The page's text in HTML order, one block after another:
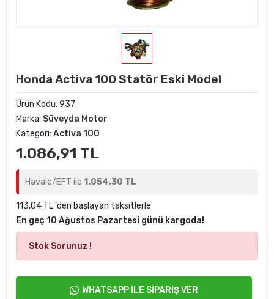
Honda Activa 100 Statör Eski Model
Ürün Kodu: 937
Marka: Süveyda Motor
Kategori: Activa 100
1.086,91 TL
Havale/EFT ile 1.054,30 TL
113,04 TL 'den başlayan taksitlerle
En geç 10 Ağustos Pazartesi günü kargoda!
Stok Sorunuz !
WHATSAPP İLE SİPARİŞ VER